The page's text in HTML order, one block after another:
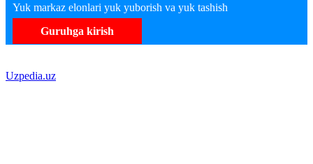
Yuk markaz elonlari yuk yuborish va yuk tashish
Guruhga kirish
Uzpedia.uz